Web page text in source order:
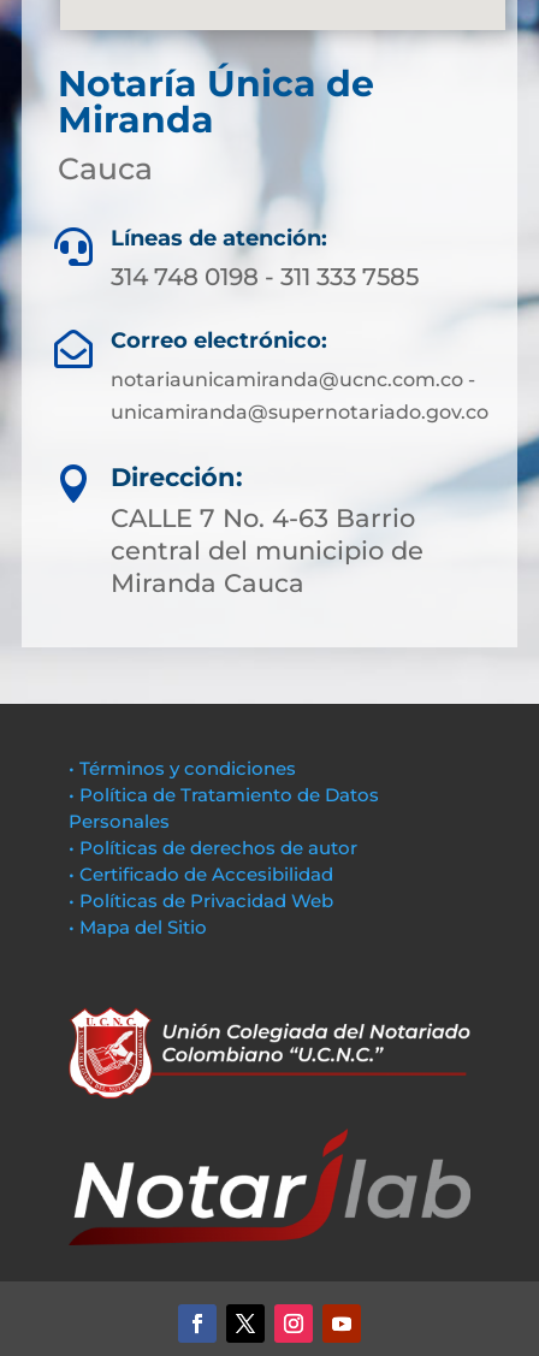
Notaría Única de
Miranda
Cauca
 Líneas de atención:
314 748 0198 - 311 333 7585
 Correo electrónico:
notariaunicamiranda@ucnc.com.co -
unicamiranda@supernotariado.gov.co

Dirección:
CALLE 7 No. 4-63 Barrio
central del municipio de
Miranda Cauca
• Términos y condiciones
• Política de Tratamiento de Datos
Personales
• Políticas de derechos de autor
• Certificado de Accesibilidad
• Políticas de Privacidad Web
• Mapa del Sitio